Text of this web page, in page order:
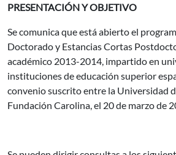
PRESENTACIÓN Y OBJETIVO
Se comunica que está abierto el
Doctorado y Estancias Cortas
académico 2013-2014, impartido en
instituciones de educación superior
convenio suscrito entre la Universidad
Fundación Carolina, el 20 de marzo de